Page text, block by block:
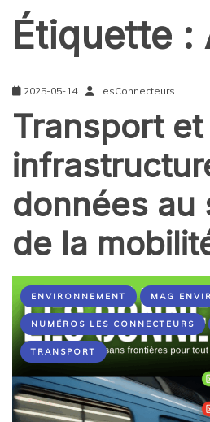
Étiquette :
2025-05-14 LesConnecteurs
Transport et
données au
de la
ENVIRONNEMENT MAG
NUMÉROS LES CONNECTEURS
TRANSPORT